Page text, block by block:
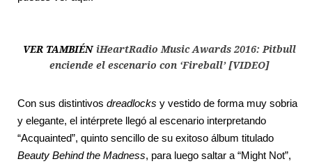
VER TAMBIÉN iHeartRadio Music Awards 2016: Pitbull
enciende el escenario con ‘Fireball’ [VIDEO]
Con sus distintivos dreadlocks y vestido de forma muy sobria
y elegante, el intérprete llegó al escenario interpretando
“Acquainted”, quinto sencillo de su exitoso álbum titulado
Beauty Behind the Madness, para luego saltar a “Might Not”,